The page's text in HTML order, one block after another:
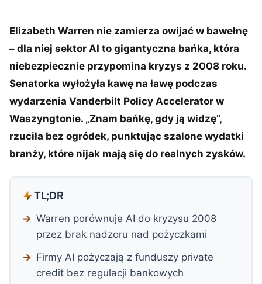
Elizabeth Warren nie zamierza owijać w bawełnę
– dla niej sektor AI to gigantyczna bańka, która
niebezpiecznie przypomina kryzys z 2008 roku.
Senatorka wyłożyła kawę na ławę podczas
wydarzenia Vanderbilt Policy Accelerator w
Waszyngtonie. „Znam bańkę, gdy ją widzę”,
rzuciła bez ogródek, punktując szalone wydatki
branży, które nijak mają się do realnych zysków.
TL;DR
Warren porównuje AI do kryzysu 2008
przez brak nadzoru nad pożyczkami
Firmy AI pożyczają z funduszy private
credit bez regulacji bankowych